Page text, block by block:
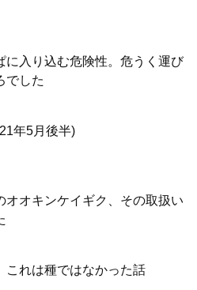
に入り込む危険性。危うく運び
でした
年5月後半)
オオキンケイギク、その取扱い
これは種ではなかった話